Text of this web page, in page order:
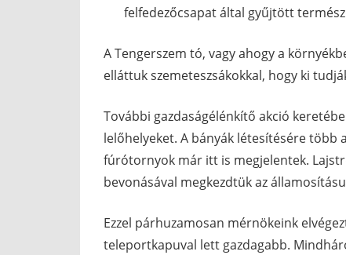
felfedezőcsapat által gyűjtött
A Tengerszem tó, vagy ahogy a
elláttuk szemeteszsákokkal, hogy ki
További gazdaságélénkítő akció
lelőhelyeket. A bányák létesítésére több
fúrótornyok már itt is megjelentek.
bevonásával megkezdtük az
Ezzel párhuzamosan mérnökeink
teleportkapuval lett gazdagabb.